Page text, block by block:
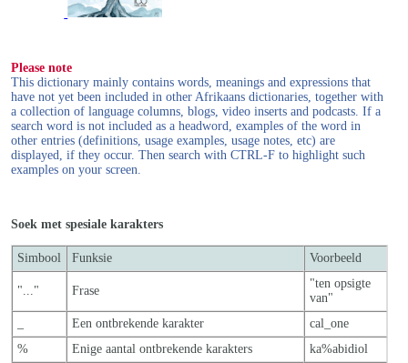
Please note
This dictionary mainly contains words, meanings and expressions that
have not yet been included in other Afrikaans dictionaries, together with
a collection of language columns, blogs, video inserts and podcasts. If a
search word is not included as a headword, examples of the word in
other entries (definitions, usage examples, usage notes, etc) are
displayed, if they occur. Then search with CTRL-F to highlight such
examples on your screen.
Soek met spesiale karakters
Simbool Funksie Voorbeeld
"..." Frase
"ten opsigte
van"
Een ontbrekende karakter
cal_one
%
Enige aantal ontbrekende karakters ka%abidiol